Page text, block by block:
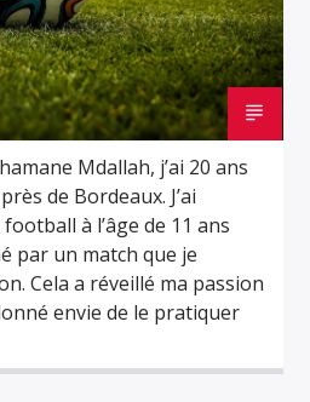
Mdallah, j’ai 20 ans
de Bordeaux. J’ai
à l’âge de 11 ans
par un match que je
Cela a réveillé ma passion
envie de le pratiquer